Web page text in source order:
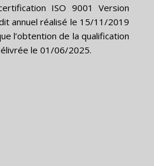
ISO 9001 Version
annuel réalisé le 15/11/2019
l’obtention de la qualification
le 01/06/2025.